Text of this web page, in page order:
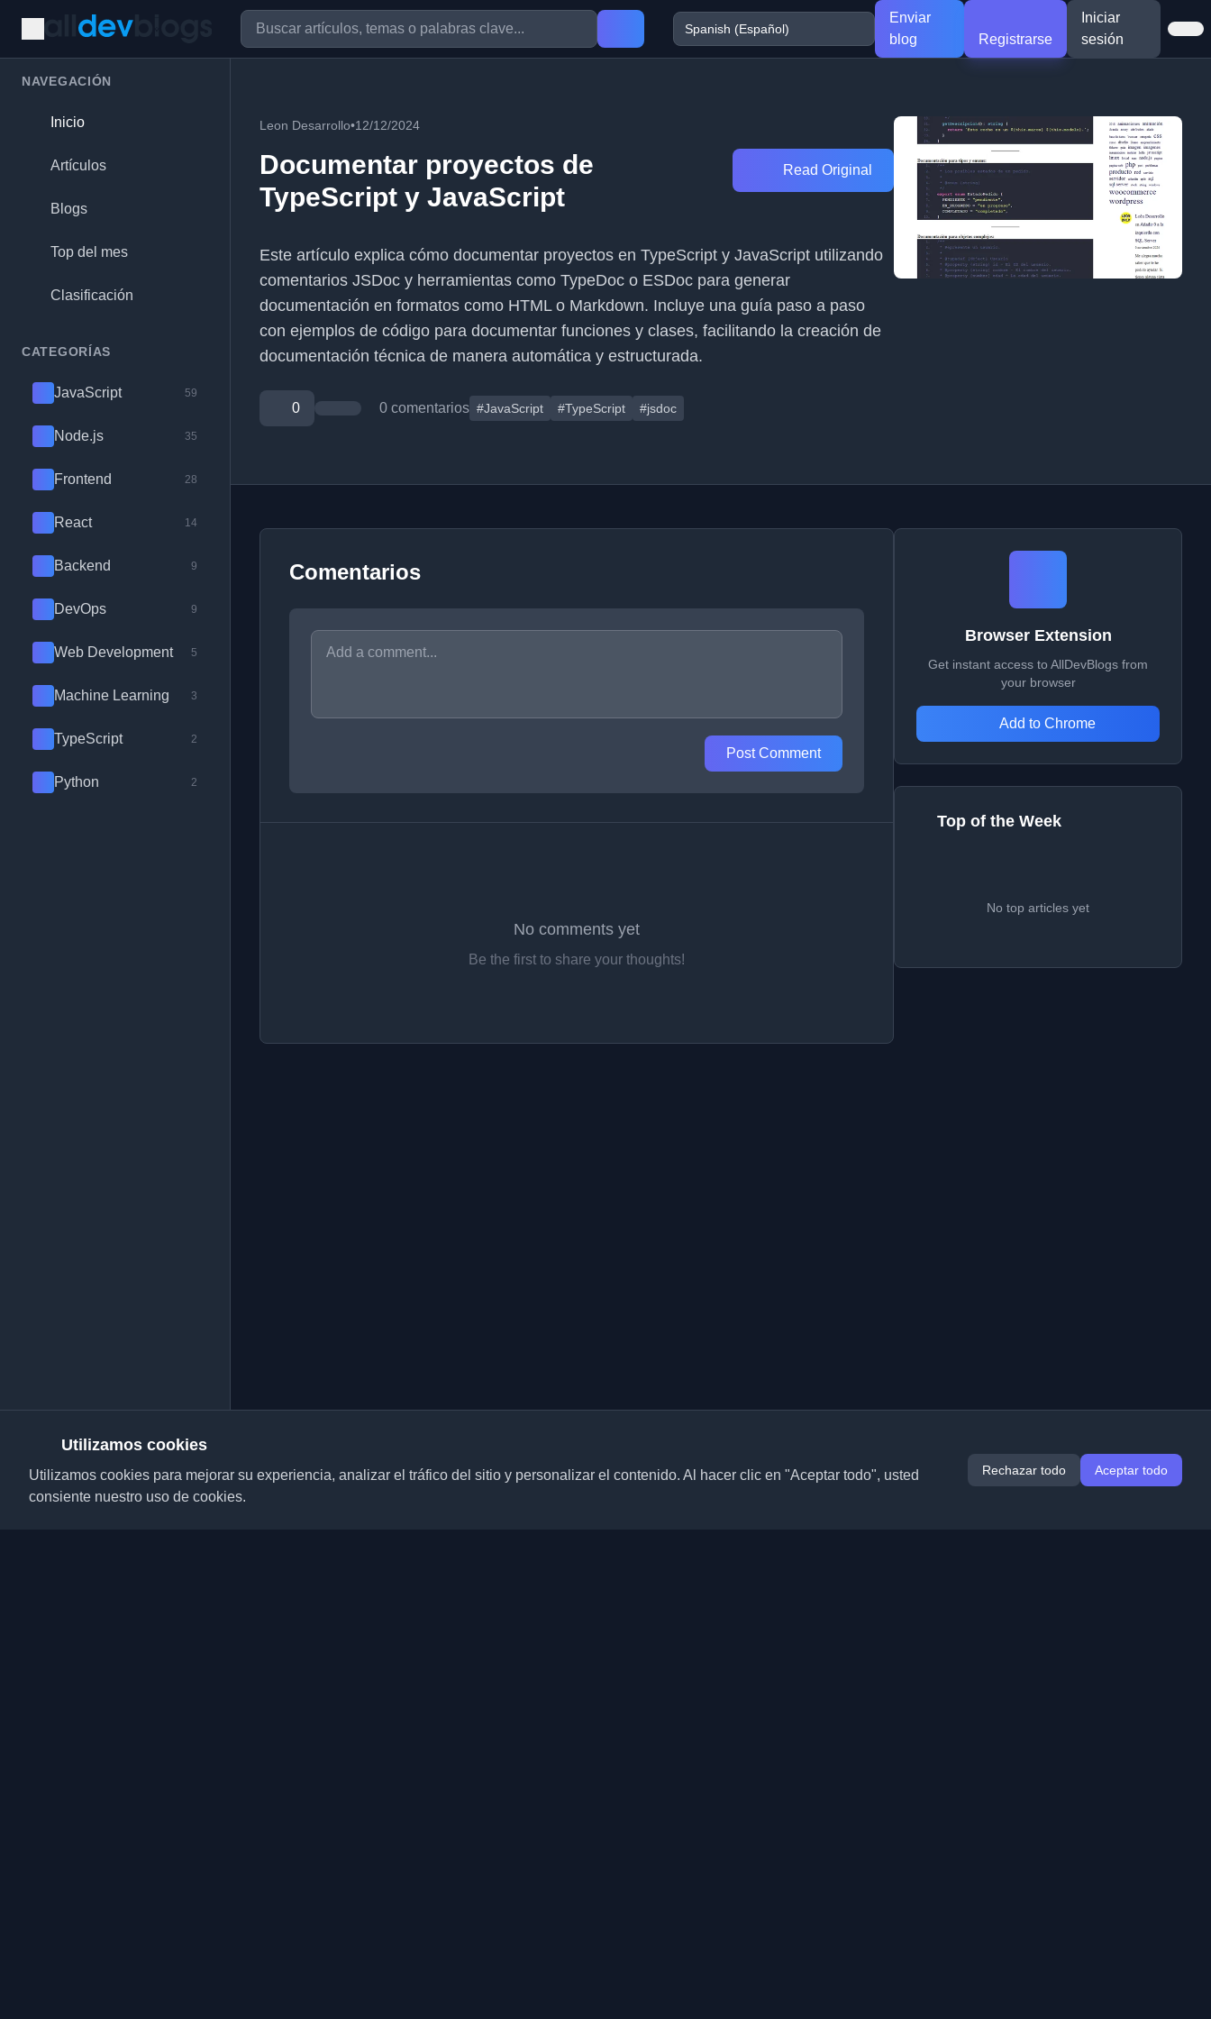
Enviar
blog
Registrarse
Iniciar
sesión
NAVEGACIÓN
Inicio
Artículos
Blogs
Top del mes
Clasificación
CATEGORÍAS
JavaScript 59
Node.js 35
Frontend 28
React 14
Backend 9
DevOps 9
Web Development 5
Machine Learning 3
TypeScript 2
Python 2
Leon Desarrollo•12/12/2024
Documentar proyectos de
TypeScript y JavaScript
Read Original
Este artículo explica cómo documentar proyectos en TypeScript y JavaScript utilizando
comentarios JSDoc y herramientas como TypeDoc o ESDoc para generar
documentación en formatos como HTML o Markdown. Incluye una guía paso a paso
con ejemplos de código para documentar funciones y clases, facilitando la creación de
documentación técnica de manera automática y estructurada.
0 0 comentarios #JavaScript #TypeScript #jsdoc
Comentarios
Post Comment
No comments yet
Be the first to share your thoughts!
Browser Extension
Get instant access to AllDevBlogs from
your browser
Add to Chrome
Top of the Week
No top articles yet
Utilizamos cookies
Utilizamos cookies para mejorar su experiencia, analizar el tráfico del sitio y personalizar el contenido. Al hacer clic en "Aceptar todo", usted
consiente nuestro uso de cookies.
Rechazar todo Aceptar todo